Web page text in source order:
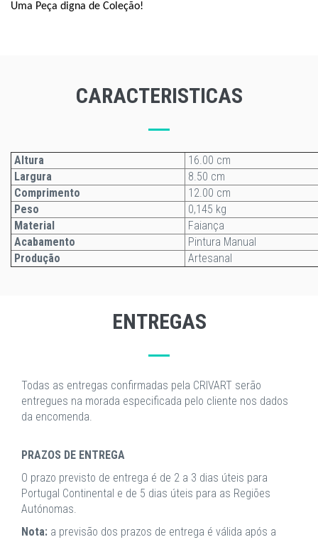
Uma Peça digna de Coleção!
CARACTERISTICAS
Altura
16.00 cm
Largura
8.50 cm
Comprimento
12.00 cm
Peso
0,145 kg
Material
Faiança
Acabamento
Pintura Manual
Produção
Artesanal
ENTREGAS
Todas as entregas confirmadas pela CRIVART serão
entregues na morada especificada pelo cliente nos dados
da encomenda.
PRAZOS DE ENTREGA
O prazo previsto de entrega é de 2 a 3 dias úteis para
Portugal Continental e de 5 dias úteis para as Regiões
Autónomas.
Nota: a previsão dos prazos de entrega é válida após a